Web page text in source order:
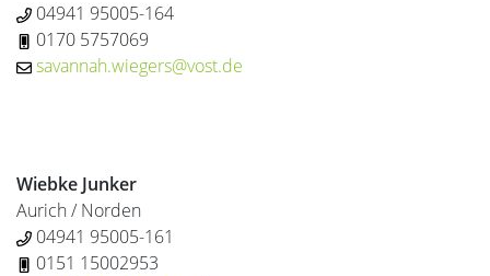
04941 95005-164
0170 5757069
savannah.wiegers@vost.de
Wiebke Junker
Aurich / Norden
04941 95005-161
0151 15002953